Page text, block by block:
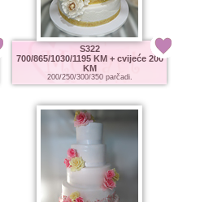
S322
700/865/1030/1195 KM + cvijeće 200
KM
200/250/300/350 parčadi.